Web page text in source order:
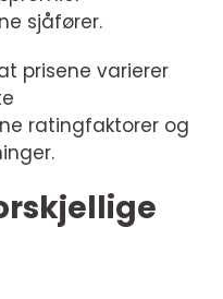
sjåfører.
prisene varierer
ratingfaktorer og